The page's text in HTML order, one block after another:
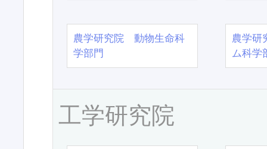
農学研究院 動物生命科
学部門
農学
ム科学
工学研究院